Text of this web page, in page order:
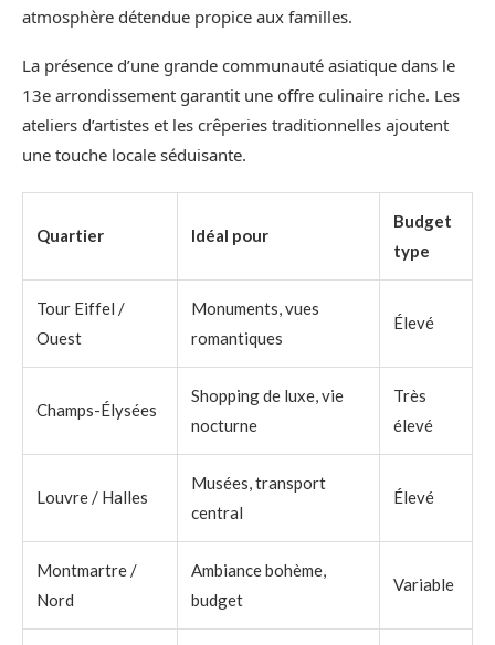
atmosphère détendue propice aux familles.
La présence d’une grande communauté asiatique dans le
13e arrondissement garantit une offre culinaire riche. Les
ateliers d’artistes et les crêperies traditionnelles ajoutent
une touche locale séduisante.
Quartier Idéal pour
Budget
type
Tour Eiffel /
Ouest
Monuments, vues
romantiques
Élevé
Champs-Élysées
Shopping de luxe, vie
nocturne
Très
élevé
Louvre / Halles
Musées, transport
central
Élevé
Montmartre /
Nord
Ambiance bohème,
budget
Variable